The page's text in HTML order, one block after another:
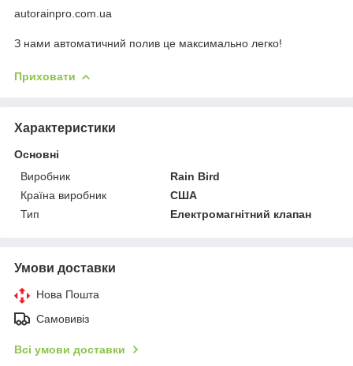
autorainpro.com.ua
З нами автоматичний полив це максимально легко!
Приховати
Характеристики
Основні
Виробник
Rain Bird
Країна виробник
США
Тип
Електромагнітний клапан
Умови доставки
Нова Пошта
Самовивіз
Всі умови доставки